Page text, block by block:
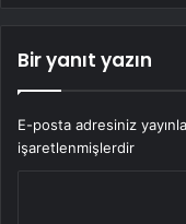
Bir yanıt yazın
E-posta adresiniz
işaretlenmişlerdir